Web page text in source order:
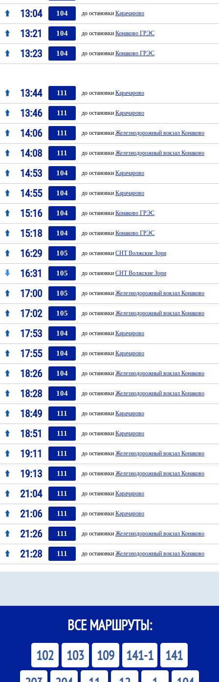
13:04 104 до остановки Карачарово
13:21 104 до остановки Конаково ГРЭС
13:23 104 до остановки Конаково ГРЭС
13:44 111 до остановки Карачарово
13:46 111 до остановки Карачарово
14:06 111 до остановки Железнодорожный вокзал Конаково
14:08 111 до остановки Железнодорожный вокзал Конаково
14:53 104 до остановки Карачарово
14:55 104 до остановки Карачарово
15:16 104 до остановки Конаково ГРЭС
15:18 104 до остановки Конаково ГРЭС
16:29 105 до остановки СНТ Волжские Зори
16:31 105 до остановки СНТ Волжские Зори
17:00 105 до остановки Железнодорожный вокзал Конаково
17:02 105 до остановки Железнодорожный вокзал Конаково
17:53 104 до остановки Карачарово
17:55 104 до остановки Карачарово
18:26 104 до остановки Железнодорожный вокзал Конаково
18:28 104 до остановки Железнодорожный вокзал Конаково
18:49 111 до остановки Карачарово
18:51 111 до остановки Карачарово
19:11 111 до остановки Железнодорожный вокзал Конаково
19:13 111 до остановки Железнодорожный вокзал Конаково
21:04 111 до остановки Карачарово
21:06 111 до остановки Карачарово
21:26 111 до остановки Железнодорожный вокзал Конаково
21:28 111 до остановки Железнодорожный вокзал Конаково
ВСЕ МАРШРУТЫ:
102 103 109 141-1
141